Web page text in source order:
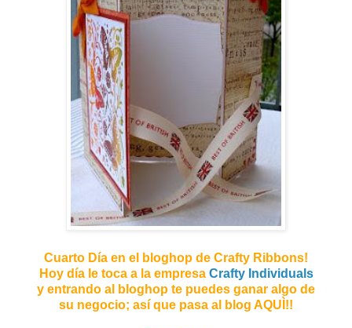
Cuarto Día en el bloghop de Crafty Ribbons!
Hoy día le toca a la empresa Crafty Individuals
y entrando al bloghop te puedes ganar algo de
su negocio; así que pasa al blog AQUÌ!!